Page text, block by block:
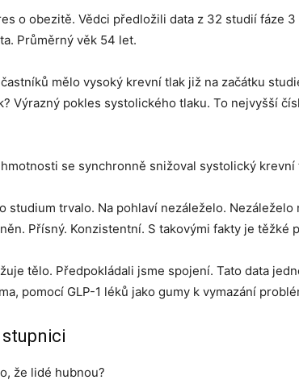
o obezitě. Vědci předložili data z 32 studií fáze
Průměrný věk 54 let.
mělo vysoký krevní tlak již na začátku
Výrazný pokles systolického tlaku. To nejvyšší
se synchronně snižoval systolický krevní
studium trvalo. Na pohlaví nezáleželo. Nezáleželo
Přísný. Konzistentní. S takovými fakty je těžké
tělo. Předpokládali jsme spojení. Tato data
pomocí GLP-1 léků jako gumy k vymazání
že lidé hubnou?